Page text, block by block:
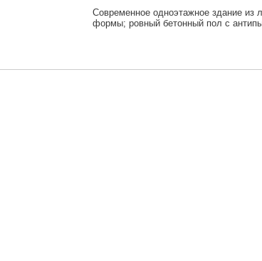
Современное одноэтажное здание из
формы; ровный бетонный пол с